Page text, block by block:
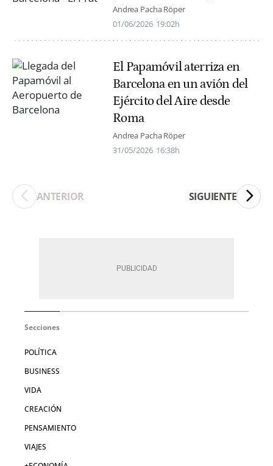
Andrea Pacha Röper
01/06/2026 19:02h
El Papamóvil aterriza en
Barcelona en un avión del
Ejército del Aire desde
Roma
Andrea Pacha Röper
31/05/2026 16:38h
ANTERIOR SIGUIENTE
Secciones
POLÍTICA
BUSINESS
VIDA
CREACIÓN
PENSAMIENTO
VIAJES